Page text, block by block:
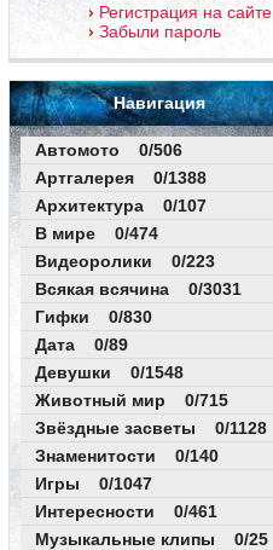
Регистрация на сайте
Забыли пароль
Навигация
Автомото 0/506
Артгалерея 0/1388
Архитектура 0/107
В мире 0/474
Видеоролики 0/223
Всякая всячина 0/3031
Гифки 0/830
Дата 0/89
Девушки 0/1548
Животный мир 0/715
Звёздные засветы 0/1128
Знаменитости 0/140
Игры 0/1047
Интересности 0/461
Музыкальные клипы 0/25